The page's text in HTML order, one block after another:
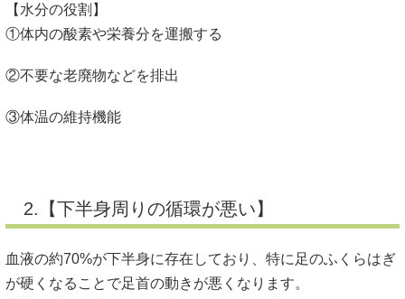
【水分の役割】
①体内の酸素や栄養分を運搬する
②不要な老廃物などを排出
③体温の維持機能
2.【下半身周りの循環が悪い】
血液の約70%が下半身に存在しており、特に足のふくらはぎ
が硬くなることで足首の動きが悪くなります。